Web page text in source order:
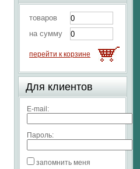
товаров
на сумму
перейти к корзине
Для клиентов
E-mail:
Пароль:
запомнить меня